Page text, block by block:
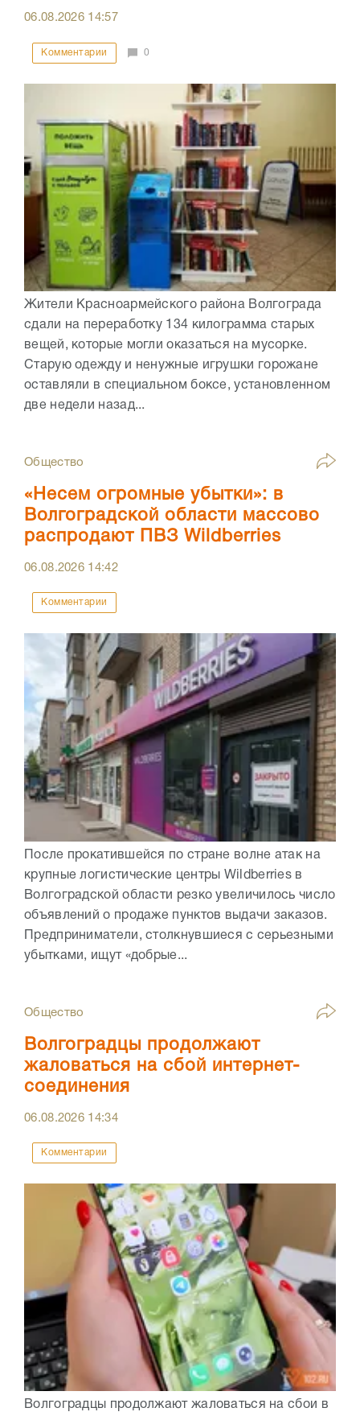
06.08.2026 14:57
Комментарии 0
Жители Красноармейского района Волгограда
сдали на переработку 134 килограмма старых
вещей, которые могли оказаться на мусорке.
Старую одежду и ненужные игрушки горожане
оставляли в специальном боксе, установленном
две недели назад...
Общество
«Несем огромные убытки»: в
Волгоградской области массово
распродают ПВЗ Wildberries
06.08.2026 14:42
Комментарии
После прокатившейся по стране волне атак на
крупные логистические центры Wildberries в
Волгоградской области резко увеличилось число
объявлений о продаже пунктов выдачи заказов.
Предприниматели, столкнувшиеся с серьезными
убытками, ищут «добрые...
Общество
Волгоградцы продолжают
жаловаться на сбой интернет-
соединения
06.08.2026 14:34
Комментарии
Волгоградцы продолжают жаловаться на сбои в